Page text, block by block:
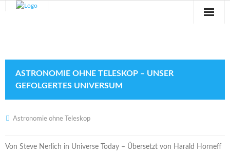
Veranstaltungen
Verein
ASTRONOMIE OHNE TELESKOP – UNSER
GEFOLGERTES UNIVERSUM
Astronomie ohne Teleskop
Von Steve Nerlich in Universe Today – Übersetzt von Harald Horneff